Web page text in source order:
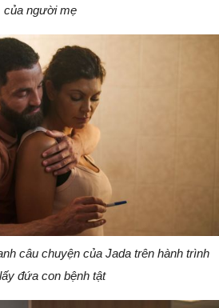
của người mẹ
câu chuyện của Jada trên hành trình
đứa con bệnh tật